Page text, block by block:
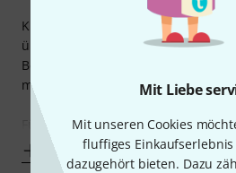
Mit Liebe
Mit unseren Cookies
fluffiges
dazugehört bieten. Dazu
Klangbeispiele auf Youtube und
überzeugten, also bestellte ich das
Beckenset. Das Risiko hierbei war -
money-back Garantie - sehr gering.
Für einen
Mehr anzeigen